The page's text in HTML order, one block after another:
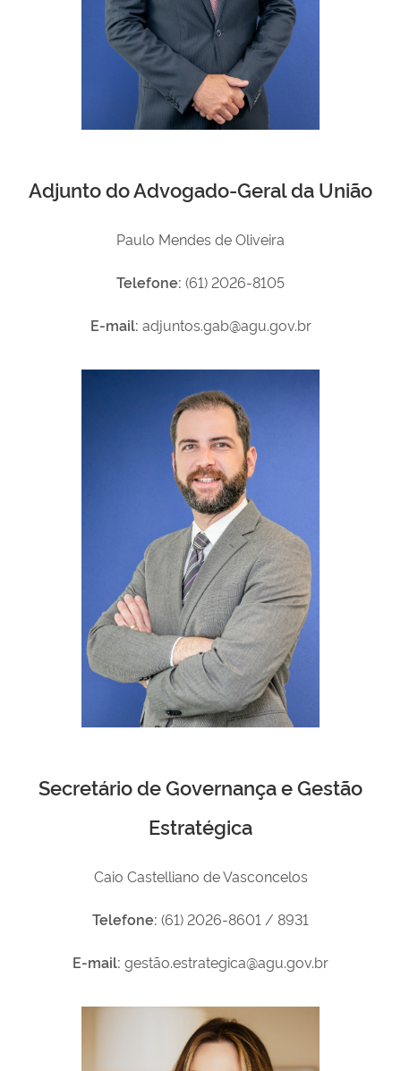
Adjunto do Advogado-Geral da União
Paulo Mendes de Oliveira
Telefone: (61) 2026-8105
E-mail: adjuntos.gab@agu.gov.br
Secretário de Governança e Gestão
Estratégica
Caio Castelliano de Vasconcelos
Telefone: (61) 2026-8601 / 8931
E-mail: gestão.estrategica@agu.gov.br